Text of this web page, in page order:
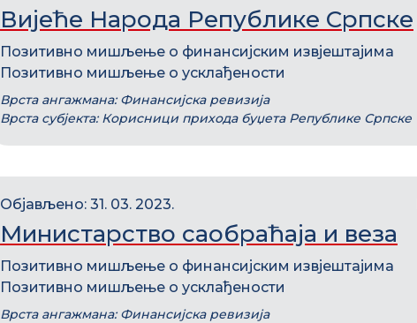
Вијеће Народа Републике Српске
Позитивно мишљење о финансијским извјештајима
Позитивно мишљење о усклађености
Врста ангажмана: Финансијска ревизија
Врста субјекта: Корисници прихода буџета Републике Српске
Објављено: 31. 03. 2023.
Министарство саобраћаја и веза
Позитивно мишљење о финансијским извјештајима
Позитивно мишљење о усклађености
Врста ангажмана: Финансијска ревизија